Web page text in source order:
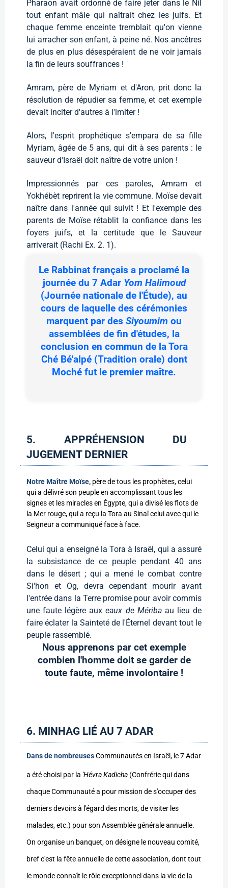
Pharaon avait ordonné de faire jeter dans le Nil
tout enfant mâle qui naîtrait chez les juifs. Et
chaque femme enceinte tremblait qu'on vienne
lui arracher son enfant, à peine né. Nos ancêtres
de plus en plus désespéraient de ne voir jamais
la fin de leurs souffrances !
Amram, père de Myriam et d'Aron, prit donc la
résolution de répudier sa femme, et cet exemple
devait inciter d'autres à l'imiter !
Alors, l'esprit prophétique s'empara de sa fille
Myriam, âgée de 5 ans, qui dit à ses parents : le
sauveur d'Israël doit naître de votre union !
Impressionnés par ces paroles, Amram et
Yokhébèt reprirent la vie commune. Moïse devait
naître dans l'année qui suivit ! Et l'exemple des
parents de Moïse rétablit la confiance dans les
foyers juifs, et la certitude que le Sauveur
arriverait (Rachi Ex. 2. 1).
Le Rabbinat français a proclamé la
journée du 7 Adar Yom Halimoud
(Journée nationale de l'Étude), au
cours de laquelle des cérémonies
marquent par des Siyoumim ou
assemblées de fin d'études, la
conclusion en commun de la Tora
Ché Bé'alpé (Tradition orale) dont
Moché fut le premier maître.
5. APPRÉHENSION DU
JUGEMENT DERNIER
Notre Maître Moïse, père de tous les prophètes, celui
qui a délivré son peuple en accomplissant tous les
signes et les miracles en Égypte, qui a divisé les flots de
la Mer rouge, qui a reçu la Tora au Sinaï celui avec qui le
Seigneur a communiqué face à face.
Celui qui a enseigné la Tora à Israël, qui a assuré
la subsistance de ce peuple pendant 40 ans
dans le désert ; qui a mené le combat contre
Si'hon et Og, devra cependant mourir avant
l'entrée dans la Terre promise pour avoir commis
une faute légère auxeaux de Méribaau lieu de
faire éclater la Sainteté de l'Éternel devant tout le
peuple rassemblé.
Nous apprenons par cet exemple
combien l'homme doit se garder de
toute faute, même involontaire !
6. MINHAG LIÉ AU 7 ADAR
Dans de nombreusesCommunautés en Israël, le 7 Adar
a été choisi par la 'Hévra Kadicha (Confrérie qui dans
chaque Communauté a pour mission de s'occuper des
derniers devoirs à l'égard des morts, de visiter les
malades, etc.) pour son Assemblée générale annuelle.
On organise un banquet, on désigne le nouveau comité,
bref c'est la fête annuelle de cette association, dont tout
le monde connaît le rôle exceptionnel dans la vie de la